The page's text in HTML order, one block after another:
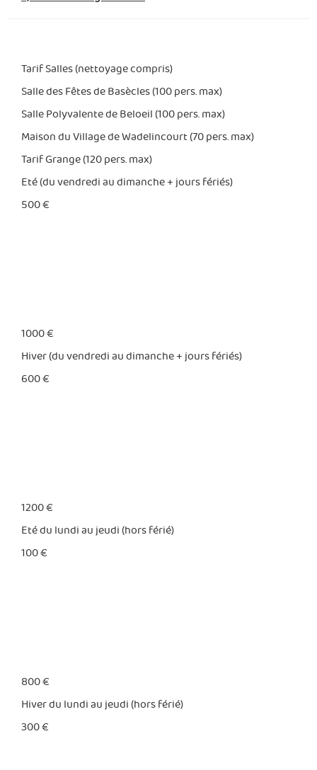
Tarif Salles (nettoyage compris)
Salle des Fêtes de Basècles (100 pers. max)
Salle Polyvalente de Beloeil (100 pers. max)
Maison du Village de Wadelincourt (70 pers. max)
Tarif Grange (120 pers. max)
Eté (du vendredi au dimanche + jours fériés)
500 €
1000 €
Hiver (du vendredi au dimanche + jours fériés)
600 €
1200 €
Eté du lundi au jeudi (hors férié)
100 €
800 €
Hiver du lundi au jeudi (hors férié)
300 €